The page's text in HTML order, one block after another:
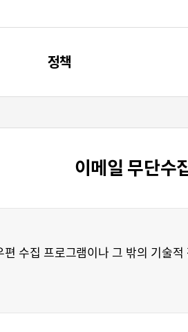
정책
4차 과기인재 기본계획
과기인재 관련 사업이메일 무단수
수집 프로그램이나 그 밖의 기술